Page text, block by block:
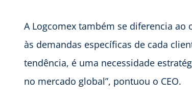
A Logcomex também se diferencia
às demandas específicas de cada
tendência, é uma necessidade
no mercado global”, pontuou o CEO.